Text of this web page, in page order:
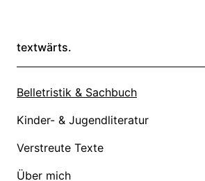
textwärts.
Belletristik & Sachbuch
Kinder- & Jugendliteratur
Verstreute Texte
Über mich